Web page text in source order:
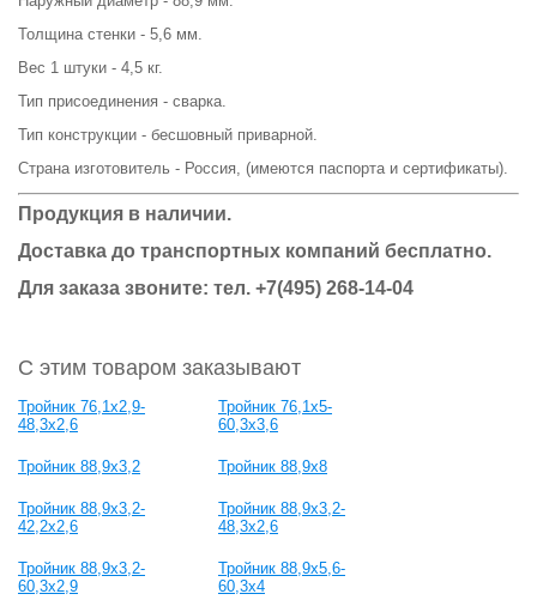
Толщина стенки - 5,6 мм.
Вес 1 штуки - 4,5 кг.
Тип присоединения - сварка.
Тип конструкции - бесшовный приварной.
Страна изготовитель - Россия, (имеются паспорта и сертификаты).
Продукция в наличии.
Доставка до транспортных компаний бесплатно.
Для заказа звоните: тел. +7(495) 268-14-04
С этим товаром заказывают
Тройник 76,1х2,9-
48,3х2,6
Тройник 76,1х5-
60,3х3,6
Тройник 88,9х3,2 Тройник 88,9х8
Тройник 88,9х3,2-
42,2х2,6
Тройник 88,9х3,2-
48,3х2,6
Тройник 88,9х3,2-
60,3х2,9
Тройник 88,9х5,6-
60,3х4